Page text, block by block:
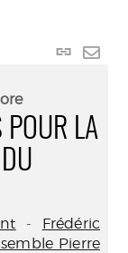
Lien
mail
POUR LA
- Frédéric
Pierre